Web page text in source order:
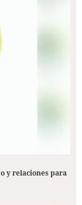
y relaciones para